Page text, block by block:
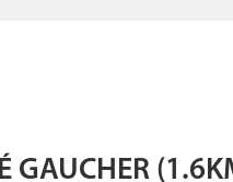
GAUCHER